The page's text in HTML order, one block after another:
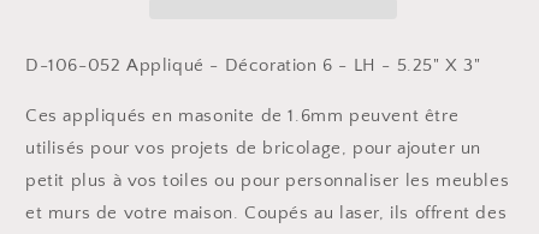
D-106-052 Appliqué - Décoration 6 - LH - 5.25" X 3"
Ces appliqués en masonite de 1.6mm peuvent être
utilisés pour vos projets de bricolage, pour ajouter un
petit plus à vos toiles ou pour personnaliser les meubles
et murs de votre maison. Coupés au laser, ils offrent des